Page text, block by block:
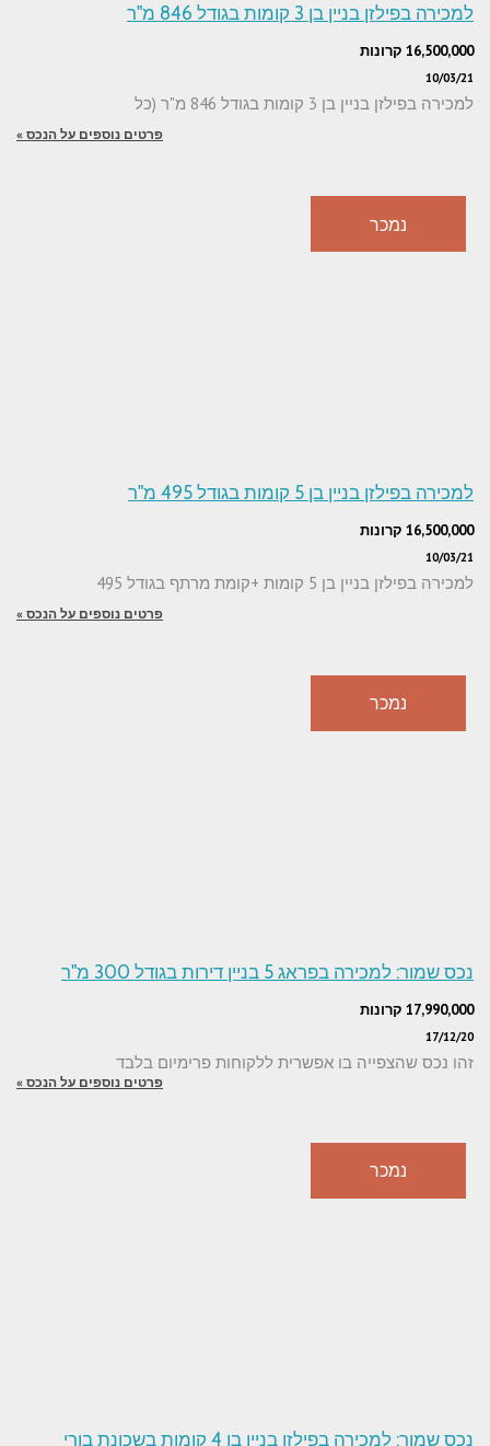
למכירה בפילזן בניין בן 3 קומות בגודל 846 מ"ר
16,500,000 קרונות
10/03/21
למכירה בפילזן בניין בן 3 קומות בגודל 846 מ"ר (כל
פרטים נוספים על הנכס »
נמכר
למכירה בפילזן בניין בן 5 קומות בגודל 495 מ"ר
16,500,000 קרונות
10/03/21
למכירה בפילזן בניין בן 5 קומות +קומת מרתף בגודל 495
פרטים נוספים על הנכס »
נמכר
נכס שמור: למכירה בפראג 5 בניין דירות בגודל 300 מ"ר
17,990,000 קרונות
17/12/20
זהו נכס שהצפייה בו אפשרית ללקוחות פרימיום בלבד
פרטים נוספים על הנכס »
נמכר
נכס שמור: למכירה בפילזן בניין בן 4 קומות בשכונת בורי